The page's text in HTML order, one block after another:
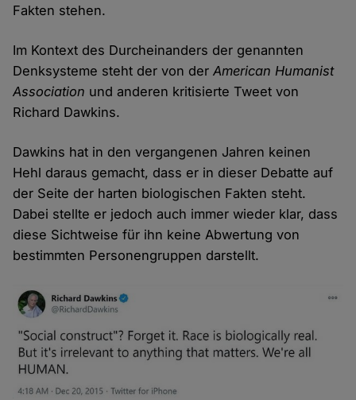
Fakten stehen.
Im Kontext des Durcheinanders der genannten
Denksysteme steht der von derAmerican Humanist
Association und anderen kritisierte Tweet von
Richard Dawkins.
Dawkins hat in den vergangenen Jahren keinen
Hehl daraus gemacht, dass er in dieser Debatte auf
der Seite der harten biologischen Fakten steht.
Dabei stellte er jedoch auch immer wieder klar, dass
diese Sichtweise für ihn keine Abwertung von
bestimmten Personengruppen darstellt.